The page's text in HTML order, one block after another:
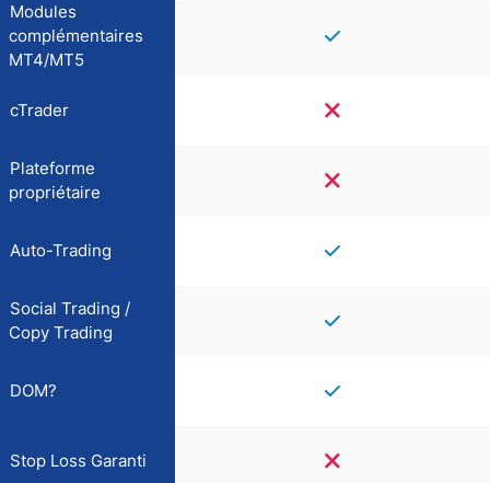
Modules
complémentaires
MT4/MT5
cTrader
Plateforme
propriétaire
Auto-Trading
Social Trading /
Copy Trading
DOM?
Stop Loss Garanti